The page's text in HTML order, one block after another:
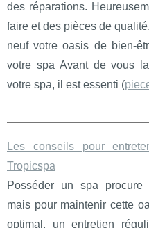
des réparations.
faire et des pièces de
neuf votre oasis de bien-
votre spa Avant de vous
votre spa, il est essenti (
Les conseils pour
Tropicspa
Posséder un spa procure
mais pour maintenir cette
optimal, un entretien